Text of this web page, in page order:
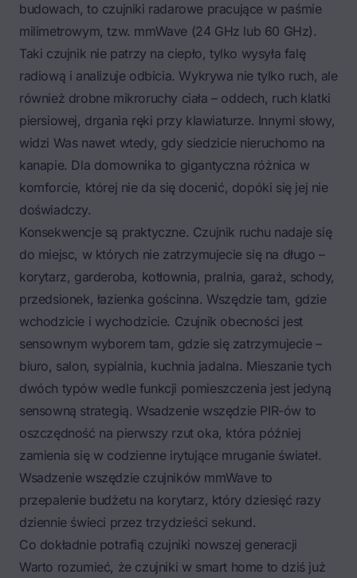
budowach, to czujniki radarowe pracujące w paśmie
milimetrowym, tzw. mmWave (24 GHz lub 60 GHz).
Taki czujnik nie patrzy na ciepło, tylko wysyła falę
radiową i analizuje odbicia. Wykrywa nie tylko ruch, ale
również drobne mikroruchy ciała – oddech, ruch klatki
piersiowej, drgania ręki przy klawiaturze. Innymi słowy,
widzi Was nawet wtedy, gdy siedzicie nieruchomo na
kanapie. Dla domownika to gigantyczna różnica w
komforcie, której nie da się docenić, dopóki się jej nie
doświadczy.
Konsekwencje są praktyczne. Czujnik ruchu nadaje się
do miejsc, w których nie zatrzymujecie się na długo –
korytarz, garderoba, kotłownia, pralnia, garaż, schody,
przedsionek, łazienka gościnna. Wszędzie tam, gdzie
wchodzicie i wychodzicie. Czujnik obecności jest
sensownym wyborem tam, gdzie się zatrzymujecie –
biuro, salon, sypialnia, kuchnia jadalna. Mieszanie tych
dwóch typów wedle funkcji pomieszczenia jest jedyną
sensowną strategią. Wsadzenie wszędzie PIR-ów to
oszczędność na pierwszy rzut oka, która później
zamienia się w codzienne irytujące mruganie świateł.
Wsadzenie wszędzie czujników mmWave to
przepalenie budżetu na korytarz, który dziesięć razy
dziennie świeci przez trzydzieści sekund.
Co dokładnie potrafią czujniki nowszej generacji
Warto rozumieć, że czujniki w smart home to dziś już